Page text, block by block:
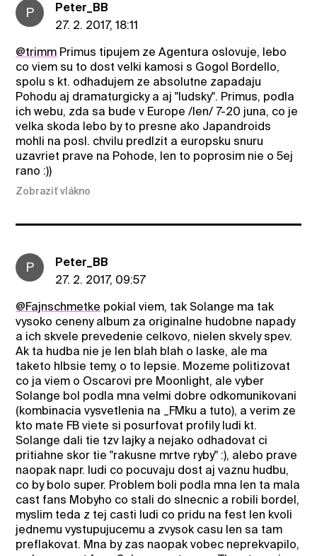
P
Peter_BB
27. 2. 2017, 18:11
@trimm Primus tipujem ze Agentura oslovuje, lebo
co viem su to dost velki kamosi s Gogol Bordello,
spolu s kt. odhadujem ze absolutne zapadaju
Pohodu aj dramaturgicky a aj "ludsky". Primus, podla
ich webu, zda sa bude v Europe /len/ 7-20 juna, co je
velka skoda lebo by to presne ako Japandroids
mohli na posl. chvilu predlzit a europsku snuru
uzavriet prave na Pohode, len to poprosim nie o 5ej
rano :))
Zobraziť vlákno
P
Peter_BB
27. 2. 2017, 09:57
@Fajnschmetke pokial viem, tak Solange ma tak
vysoko ceneny album za originalne hudobne napady
a ich skvele prevedenie celkovo, nielen skvely spev.
Ak ta hudba nie je len blah blah o laske, ale ma
taketo hlbsie temy, o to lepsie. Mozeme politizovat
co ja viem o Oscarovi pre Moonlight, ale vyber
Solange bol podla mna velmi dobre odkomunikovani
(kombinacia vysvetlenia na _FMku a tuto), a verim ze
kto mate FB viete si posurfovat profily ludi kt.
Solange dali tie tzv lajky a nejako odhadovat ci
pritiahne skor tie "rakusne mrtve ryby" :), alebo prave
naopak napr. ludi co pocuvaju dost aj vaznu hudbu,
co by bolo super. Problem boli podla mna len ta mala
cast fans Mobyho co stali do slnecnic a robili bordel,
myslim teda z tej casti ludi co pridu na fest len kvoli
jednemu vystupujucemu a zvysok casu len sa tam
preflakovat. Mna by zas naopak vobec neprekvapilo,